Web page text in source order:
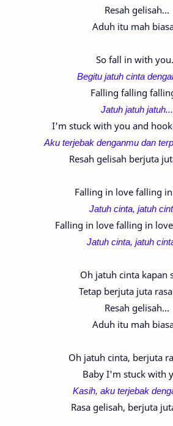
Resah gelisah...
Aduh itu mah
So fall in with
Begitu jatuh cinta
Falling falling
Jatuh jatuh jatuh...
I'm stuck with you and
Aku terjebak denganmu dan
Resah gelisah berjuta
Falling in love falling
Jatuh cinta, jatuh
Falling in love falling in
Jatuh cinta, jatuh
Oh jatuh cinta kapan
Tetap berjuta juta
Resah gelisah...
Aduh itu mah
Oh jatuh cinta, berjuta
Baby I'm stuck with
Kasih, aku terjebak
Rasa gelisah, berjuta